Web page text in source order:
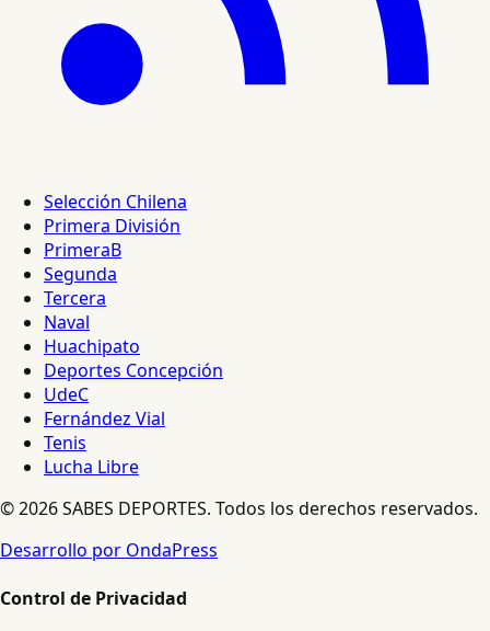
Selección Chilena
Primera División
PrimeraB
Segunda
Tercera
Naval
Huachipato
Deportes Concepción
UdeC
Fernández Vial
Tenis
Lucha Libre
© 2026 SABES DEPORTES. Todos los derechos reservados.
Desarrollo por OndaPress
Control de Privacidad